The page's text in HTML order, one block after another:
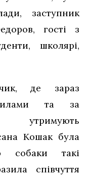
заступник
гості з
школярі,
де зараз
та за
утримують
Кошак була
собаки такі
співчуття